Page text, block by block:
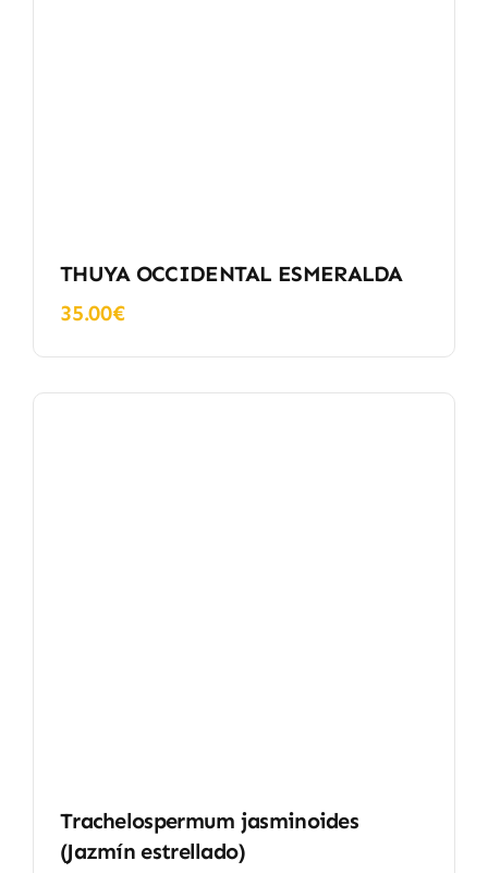
THUYA OCCIDENTAL ESMERALDA
35.00€
Trachelospermum jasminoides
(Jazmín estrellado)